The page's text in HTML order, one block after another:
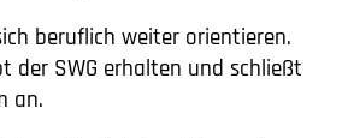
beruflich weiter orientieren.
der SWG erhalten und schließt
an.